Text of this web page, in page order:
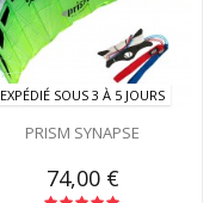
EXPÉDIÉ SOUS 3 À 5 JOURS
PRISM SYNAPSE
74,00 €